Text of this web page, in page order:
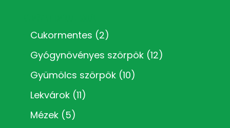
Cukormentes (2)
Gyógynövényes szörpök (12)
Gyümölcs szörpök (10)
Lekvárok (11)
Mézek (5)